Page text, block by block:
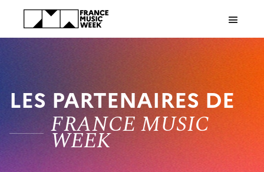
Panneau de gestion des cookies
LES PARTENAIRES DE
FRANCE MUSIC
WEEK